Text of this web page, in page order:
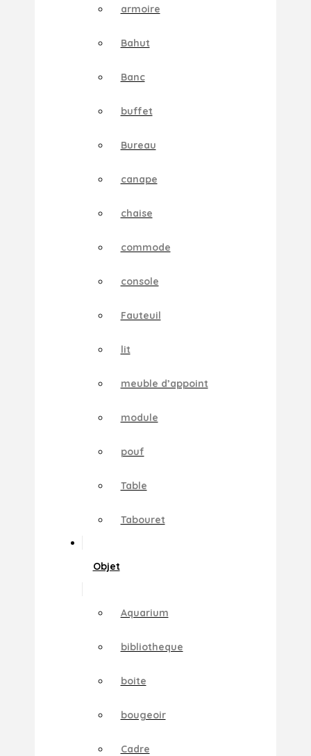
armoire
Bahut
Banc
buffet
Bureau
canape
chaise
commode
console
Fauteuil
lit
meuble d’appoint
module
pouf
Table
Tabouret
Objet
Aquarium
bibliotheque
boite
bougeoir
Cadre